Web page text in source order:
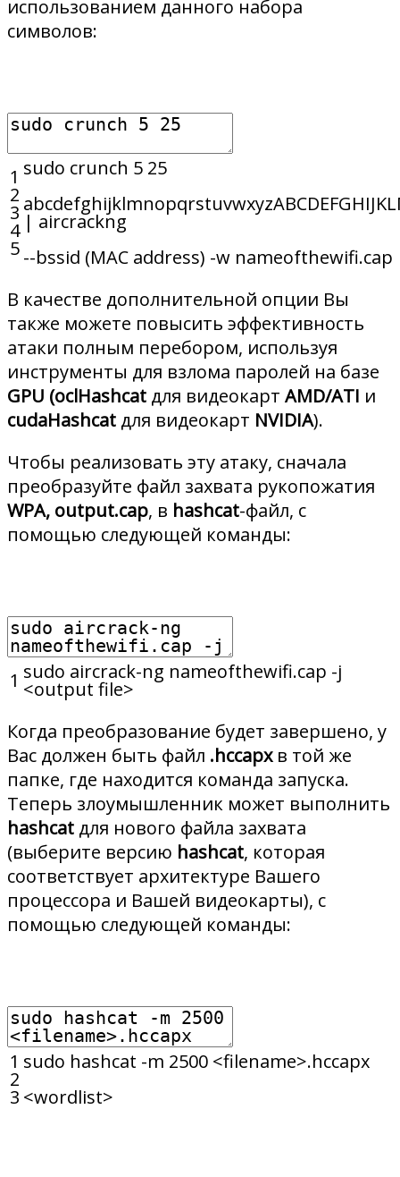
использованием данного набора
символов:
1
2
3
4
5
sudo crunch 5 25
| aircrackng
--bssid (MAC address) -w nameofthewifi.cap
В качестве дополнительной опции Вы
также можете повысить эффективность
атаки полным перебором, используя
инструменты для взлома паролей на базе
GPU (oclHashcat для видеокарт AMD/ATI и
cudaHashcat для видеокарт NVIDIA).
Чтобы реализовать эту атаку, сначала
преобразуйте файл захвата рукопожатия
WPA, output.cap, в hashcat-файл, с
помощью следующей команды:
1 sudo aircrack-ng nameofthewifi.cap -j
<output file>
Когда преобразование будет завершено, у
Вас должен быть файл .hccapxв той же
папке, где находится команда запуска.
Теперь злоумышленник может выполнить
hashcat для нового файла захвата
(выберите версию hashcat, которая
соответствует архитектуре Вашего
процессора и Вашей видеокарты), с
помощью следующей команды:
1
2
3
sudo hashcat -m 2500 <filename>.hccapx
<wordlist>